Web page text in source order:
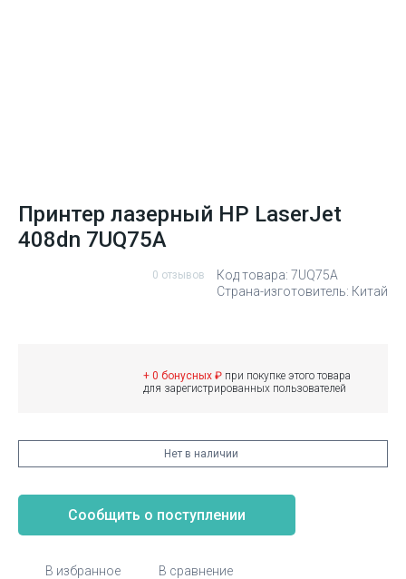
Принтер лазерный HP LaserJet
408dn 7UQ75A
0 отзывов
Код товара: 7UQ75A
Страна-изготовитель: Китай
+ 0 бонусных ₽ при покупке этого товара
для зарегистрированных пользователей
Нет в наличии
Сообщить о поступлении
В избранное В сравнение